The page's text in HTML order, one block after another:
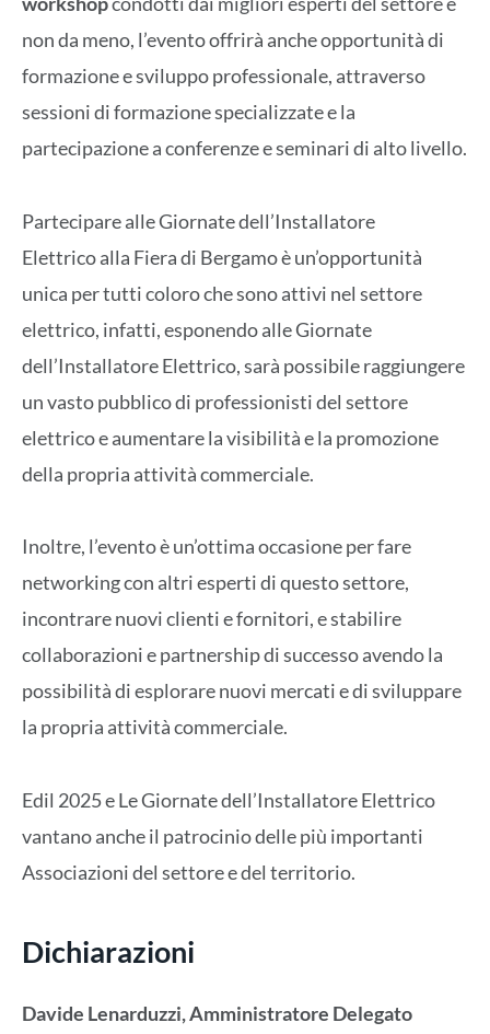
non da meno, l’evento offrirà anche opportunità di
formazione e sviluppo professionale, attraverso
sessioni di formazione specializzate e la
partecipazione a conferenze e seminari di alto livello.
Partecipare alle Giornate dell’Installatore
Elettrico alla Fiera di Bergamo è un’opportunità
unica per tutti coloro che sono attivi nel settore
elettrico, infatti, esponendo alle Giornate
dell’Installatore Elettrico, sarà possibile raggiungere
un vasto pubblico di professionisti del settore
elettrico e aumentare la visibilità e la promozione
della propria attività commerciale.
Inoltre, l’evento è un’ottima occasione per fare
networking con altri esperti di questo settore,
incontrare nuovi clienti e fornitori, e stabilire
collaborazioni e partnership di successo avendo la
possibilità di esplorare nuovi mercati e di sviluppare
la propria attività commerciale.
Edil 2025 e Le Giornate dell’Installatore Elettrico
vantano anche il patrocinio delle più importanti
Associazioni del settore e del territorio.
Dichiarazioni
Davide Lenarduzzi, Amministratore Delegato